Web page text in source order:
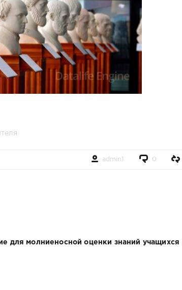
admin1 0
для молниеносной оценки знаний учащихся